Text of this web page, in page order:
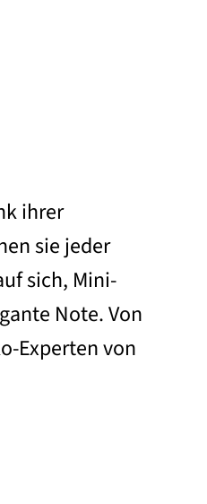
ihrer
sie jeder
sich, Mini-
Note. Von
Experten von